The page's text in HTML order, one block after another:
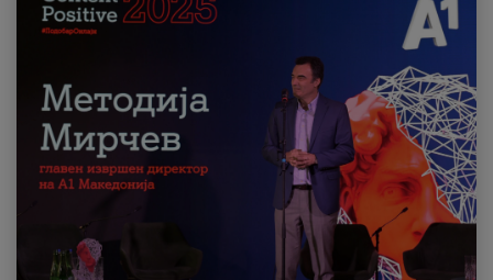
МК EN
Приватни Деловни
Поддршка